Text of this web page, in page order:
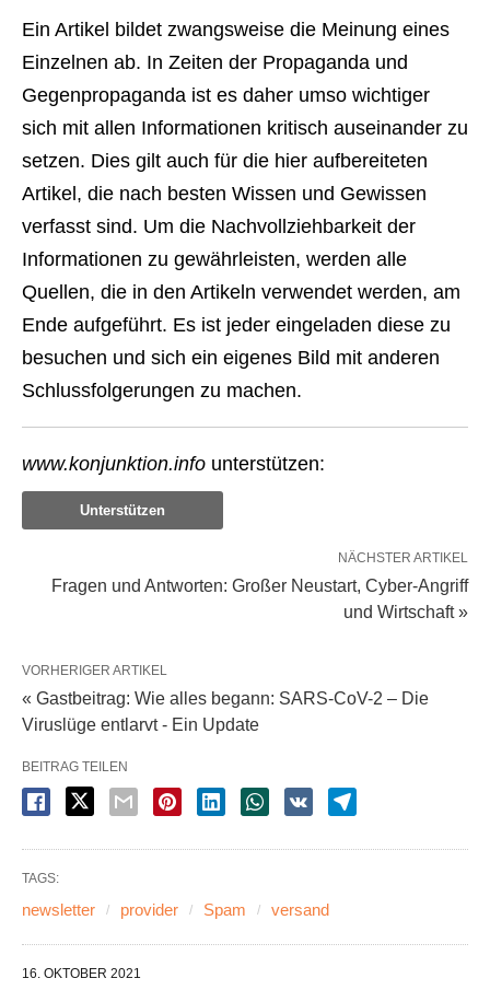
Ein Artikel bildet zwangsweise die Meinung eines
Einzelnen ab. In Zeiten der Propaganda und
Gegenpropaganda ist es daher umso wichtiger
sich mit allen Informationen kritisch auseinander zu
setzen. Dies gilt auch für die hier aufbereiteten
Artikel, die nach besten Wissen und Gewissen
verfasst sind. Um die Nachvollziehbarkeit der
Informationen zu gewährleisten, werden alle
Quellen, die in den Artikeln verwendet werden, am
Ende aufgeführt. Es ist jeder eingeladen diese zu
besuchen und sich ein eigenes Bild mit anderen
Schlussfolgerungen zu machen.
www.konjunktion.info unterstützen:
Unterstützen
NÄCHSTER ARTIKEL
Fragen und Antworten: Großer Neustart, Cyber-Angriff
und Wirtschaft »
VORHERIGER ARTIKEL
« Gastbeitrag: Wie alles begann: SARS-CoV-2 – Die
Viruslüge entlarvt - Ein Update
BEITRAG TEILEN
TAGS:
newsletter provider Spam versand
16. OKTOBER 2021